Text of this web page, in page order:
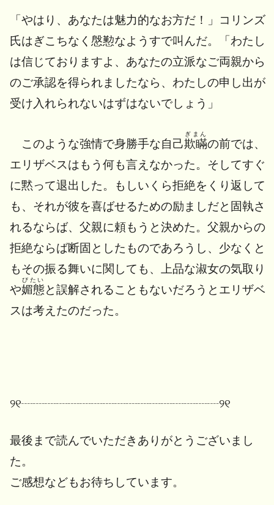
「やはり、あなたは魅力的なお方だ！」コリンズ
氏はぎこちなく慇懃なようすで叫んだ。「わたし
は信じておりますよ、あなたの立派なご両親から
のご承認を得られましたなら、わたしの申し出が
受け入れられないはずはないでしょう」
このような強情で身勝手な自己欺瞞
ぎまん
の前では、
エリザベスはもう何も言えなかった。そしてすぐ
に黙って退出した。もしいくら拒絶をくり返して
も、それが彼を喜ばせるための励ましだと固執さ
れるならば、父親に頼もうと決めた。父親からの
拒絶ならば断固としたものであろうし、少なくと
もその振る舞いに関しても、上品な淑女の気取り
や媚態
びたい
と誤解されることもないだろうとエリザベ
スは考えたのだった。
୨୧┈┈┈┈┈┈┈┈┈┈┈┈┈┈┈┈┈୨୧
最後まで読んでいただきありがとうございまし
た。
ご感想などもお待ちしています。